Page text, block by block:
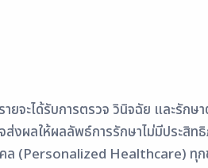
จะได้รับการตรวจ วินิจฉัย และรักษา
ผลให้ผลลัพธ์การรักษาไม่มีประสิท
คล (Personalized Healthcare) ทุ